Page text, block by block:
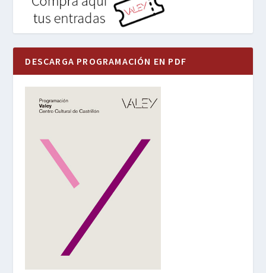
DESCARGA PROGRAMACIÓN EN PDF